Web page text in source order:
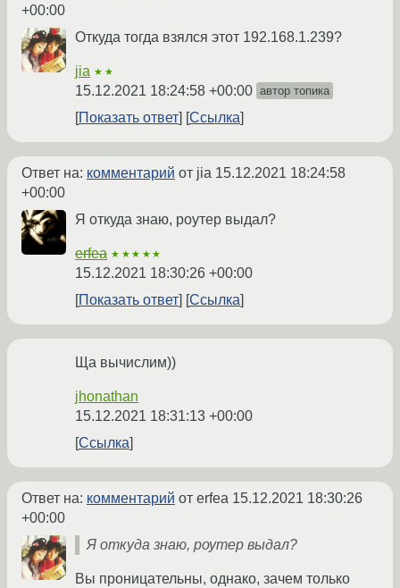
+00:00
Oткуда тогда взялся этот 192.168.1.239?
jia ★★
15.12.2021 18:24:58 +00:00 автор топика
Показать ответ Ссылка
Ответ на: комментарий от jia 15.12.2021 18:24:58
+00:00
Я откуда знаю, роутер выдал?
erfea ★★★★★
15.12.2021 18:30:26 +00:00
Показать ответ
Ссылка
Ща вычислим))
jhonathan
15.12.2021 18:31:13 +00:00
Ссылка
Ответ на: комментарий от erfea 15.12.2021 18:30:26
+00:00
Я откуда знаю, роутер выдал?
Вы проницательны, однако, зачем только